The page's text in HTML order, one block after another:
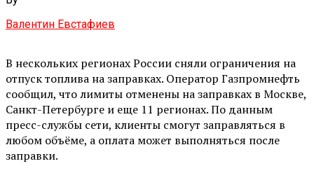
Валентин Евстафиев
В нескольких регионах России сняли ограничения на
отпуск топлива на заправках. Оператор Газпромнефть
сообщил, что лимиты отменены на заправках в Москве,
Санкт-Петербурге и еще 11 регионах. По данным
пресс-службы сети, клиенты смогут заправляться в
любом объёме, а оплата может выполняться после
заправки.